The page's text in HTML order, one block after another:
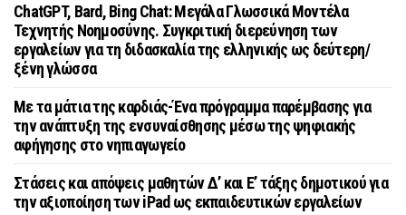
ChatGPT, Bard, Bing Chat: Μεγάλα Γλωσσικά Μοντέλα
Τεχνητής Νοημοσύνης. Συγκριτική διερεύνηση των
εργαλείων για τη διδασκαλία της ελληνικής ως δεύτερη/
ξένη γλώσσα
Με τα μάτια της καρδιάς-Ένα πρόγραμμα παρέμβασης για
την ανάπτυξη της ενσυναίσθησης μέσω της ψηφιακής
αφήγησης στο νηπιαγωγείο
Στάσεις και απόψεις μαθητών Δ’ και Ε’ τάξης δημοτικού για
την αξιοποίηση των iPad ως εκπαιδευτικών εργαλείων